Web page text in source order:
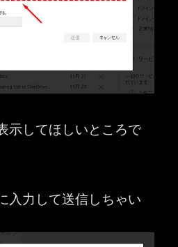
示してほしいところで
入力して送信しちゃい